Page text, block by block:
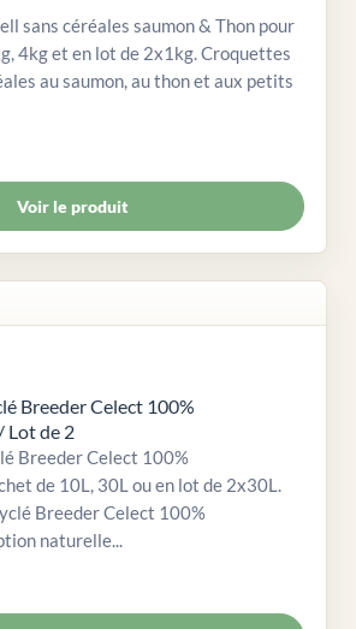
sans céréales saumon & Thon pour
4kg et en lot de 2x1kg. Croquettes
au saumon, au thon et aux petits
Voir le produit
Breeder Celect 100%
Lot de 2
Breeder Celect 100%
de 10L, 30L ou en lot de 2x30L.
Breeder Celect 100%
naturelle...